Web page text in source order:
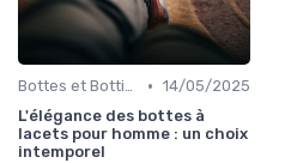
Bottes et Bottines • 14/05/2025
L'élégance des bottes à
lacets pour homme : un choix
intemporel